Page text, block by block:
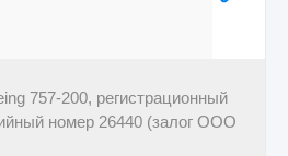
757-200, регистрационный
номер 26440 (залог ООО